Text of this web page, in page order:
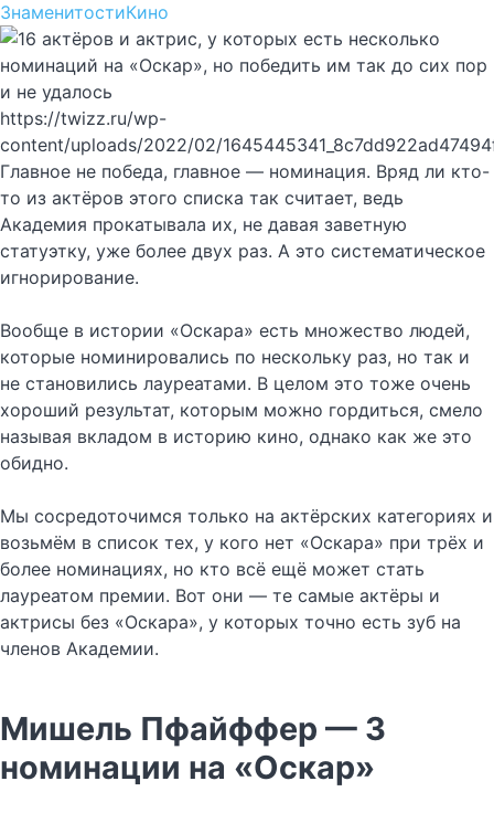
ЗнаменитостиКино
https://twizz.ru/wp-
content/uploads/2022/02/
Главное не победа, главное — номинация. Вряд ли кто-
то из актёров этого списка так считает, ведь
Академия прокатывала их, не давая заветную
статуэтку, уже более двух раз. А это систематическое
игнорирование.
Вообще в истории «Оскара» есть множество людей,
которые номинировались по нескольку раз, но так и
не становились лауреатами. В целом это тоже очень
хороший результат, которым можно гордиться, смело
называя вкладом в историю кино, однако как же это
обидно.
Мы сосредоточимся только на актёрских категориях и
возьмём в список тех, у кого нет «Оскара» при трёх и
более номинациях, но кто всё ещё может стать
лауреатом премии. Вот они — те самые актёры и
актрисы без «Оскара», у которых точно есть зуб на
членов Академии.
Мишель Пфайффер — 3
номинации на «Оскар»